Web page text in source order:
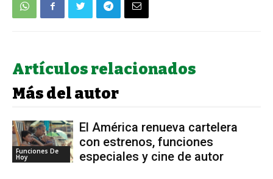
Artículos relacionados
Más del autor
Funciones De
Hoy
El América renueva cartelera
con estrenos, funciones
especiales y cine de autor